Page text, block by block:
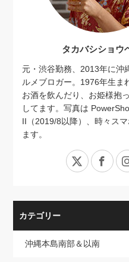
タカバシショウ
元・渋谷勤務、2013年に沖
ルメブロガー。1976年生ま
お酒を飲んだり、お姫様抱
してます。写真は
II（2019/8以降）、時々ス
ます。
X
カテゴリー
沖縄本島南部＆以南